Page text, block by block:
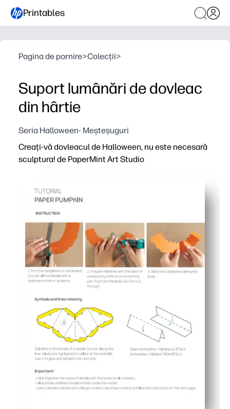
Printables
Pagina de pornire>Colecții>
Suport lumânări de dovleac
din hârtie
Seria Halloween- Meșteșuguri
Creați-vă dovleacul de Halloween, nu este necesară
sculptura! de PaperMint Art Studio